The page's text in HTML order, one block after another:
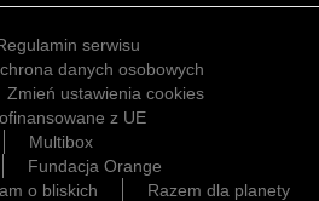
serwisu
danych osobowych
Zmień ustawienia cookies
z UE
Multibox
Fundacja Orange
o bliskich Razem dla planety